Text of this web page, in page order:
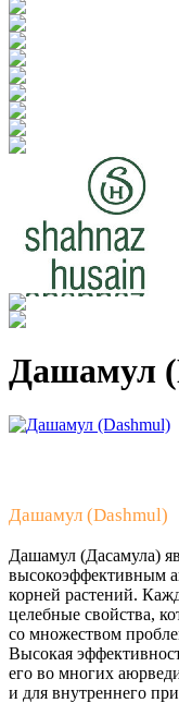
Дашамул
Дашамул (Dashmul)
Дашамул (Дасамула)
высокоэффективным
корней растений.
целебные свойства,
со множеством
Высокая
его во многих
и для внутреннего